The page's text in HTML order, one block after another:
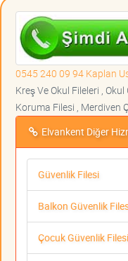
0545 240 09 94 Kaplan
Kreş Ve Okul Fileleri ,
Koruma Filesi , Merdiven
Elvankent Diğer
Güvenlik Filesi
Balkon Güvenlik
Çocuk Güvenlik Filesi